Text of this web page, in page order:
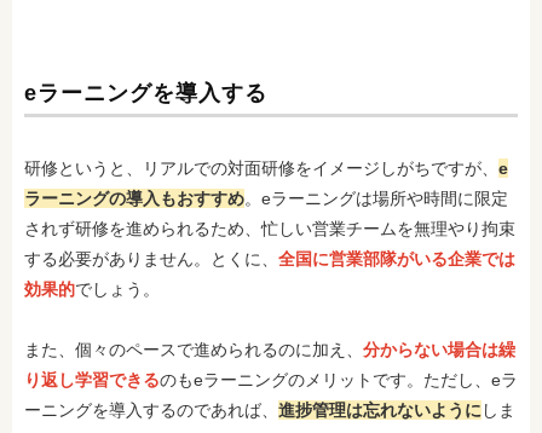
eラーニングを導入する
研修というと、リアルでの対面研修をイメージしがちですが、 e
ラーニングの導入もおすすめ。eラーニングは場所や時間に限定
されず研修を進められるため、忙しい営業チームを無理やり拘束
する必要がありません。とくに、 全国に営業部隊がいる企業では
効果的でしょう。
また、個々のペースで進められるのに加え、 分からない場合は繰
り返し学習できるのもeラーニングのメリットです。ただし、eラ
ーニングを導入するのであれば、 進捗管理は忘れないように しま